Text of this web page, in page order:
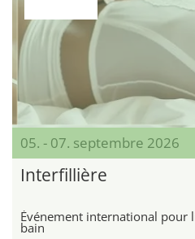
05. - 07. septembre 2026
Interfillière
Événement international pour
bain